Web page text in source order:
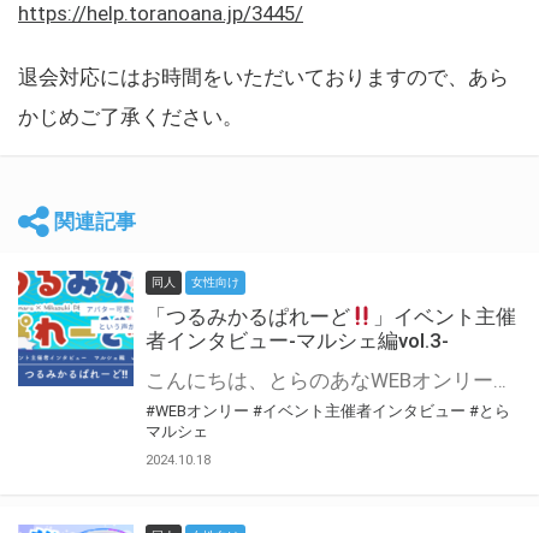
https://help.toranoana.jp/3445/
退会対応にはお時間をいただいておりますので、あら
かじめご了承ください。
関連記事
同人 女性向け
「つるみかるぱれーど
」イベント主催
者インタビュー-マルシェ編vol.3-
こんにちは、とらのあなWEBオンリー運営スタッフです。 新たにお届けする、イベント主催者インタビュー-マルシェ編-は、 とらのあなWEBオンリー「マルシェ」をご利用した主催様に 「マルシェ」を使って開催した感想や心がけをお聞きする企画です。 今回は、WEBオンリー初開催「つるみかるぱれーど
#WEBオンリー #イベント主催者インタビュー #とら
マルシェ
2024.10.18